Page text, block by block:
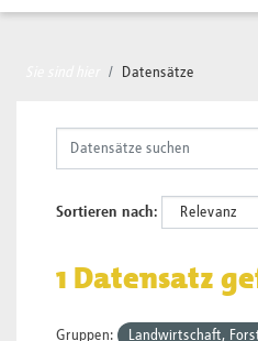
Datensätze
Sortieren nach
1 Datensatz
Gruppen: Landwirtschaft,